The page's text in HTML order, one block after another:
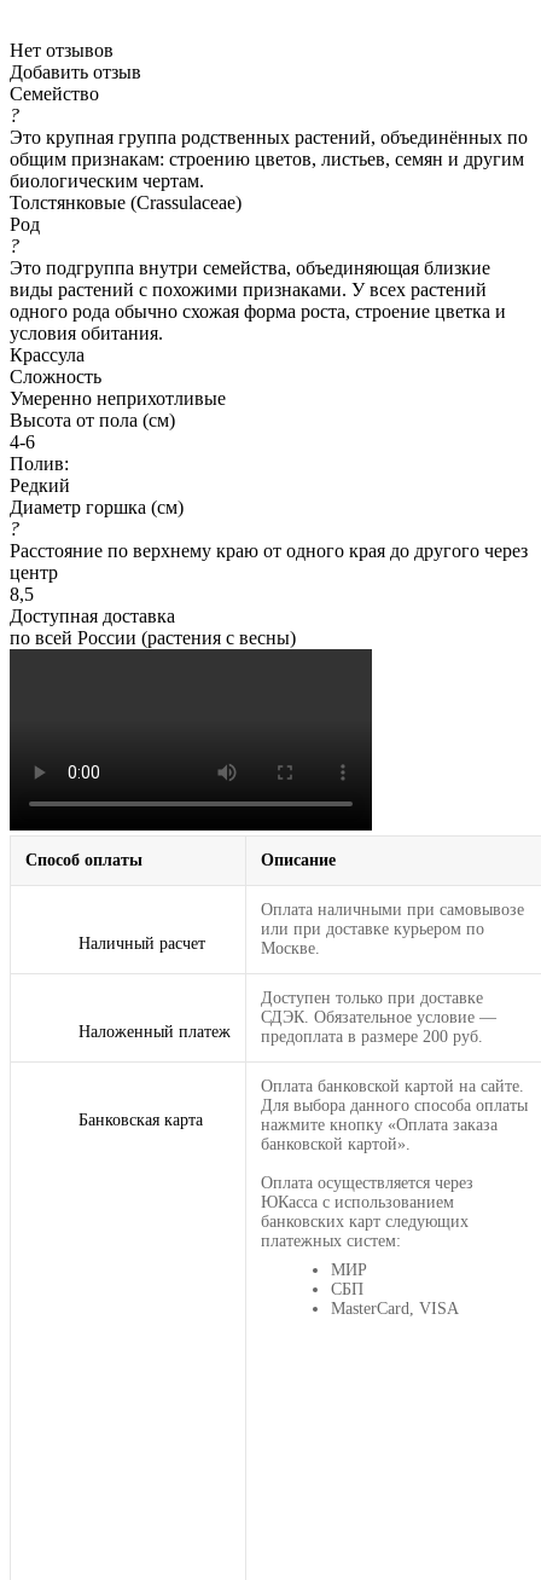
Нет отзывов
Добавить отзыв
Семейство
?
Это крупная группа родственных растений, объединённых по
общим признакам: строению цветов, листьев, семян и другим
биологическим чертам.
Толстянковые (Crassulaceae)
Род
?
Это подгруппа внутри семейства, объединяющая близкие
виды растений с похожими признаками. У всех растений
одного рода обычно схожая форма роста, строение цветка и
условия обитания.
Крассула
Сложность
Умеренно неприхотливые
Высота от пола (см)
4-6
Полив:
Редкий
Диаметр горшка (см)
?
Расстояние по верхнему краю от одного края до другого через
центр
8,5
Доступная доставка
по всей России (растения с весны)
Способ оплаты Описание
Наличный расчет
Оплата наличными при самовывозе
или при доставке курьером по
Москве.
Наложенный платеж
Доступен только при доставке
СДЭК. Обязательное условие —
предоплата в размере 200 руб.
Банковская карта
Оплата банковской картой на сайте.
Для выбора данного способа оплаты
нажмите кнопку «Оплата заказа
банковской картой».
Оплата осуществляется через
ЮКасса с использованием
банковских карт следующих
платежных систем:
МИР
СБП
MasterCard, VISA